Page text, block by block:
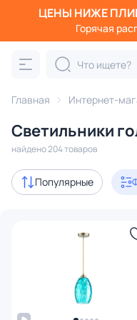
ЦЕНЫ НИЖЕ
Горячая
Главная Интернет-
Светильники
найдено 204 товаров
Популярные
Категория:
Люстры Подвесные
Акции 28
174
Бренд